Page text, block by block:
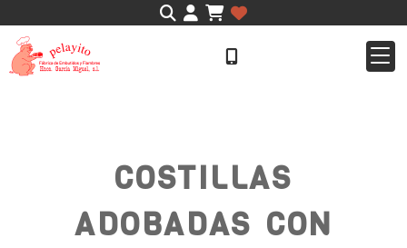
Identifícate
COSTILLAS
ADOBADAS CON